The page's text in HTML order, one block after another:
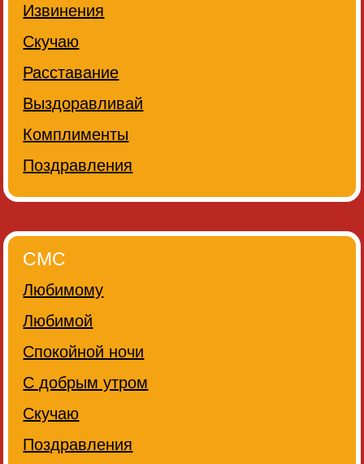
Извинения
Скучаю
Расставание
Выздоравливай
Комплименты
Поздравления
СМС
Любимому
Любимой
Спокойной ночи
С добрым утром
Скучаю
Поздравления